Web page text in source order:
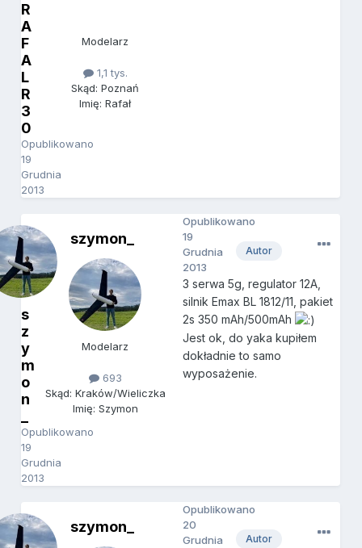
R
A
F
A
L
R
3
0
Opublikowano
19
Grudnia
2013
Modelarz
1,1 tys.
Skąd: Poznań
Imię: Rafał
s
z
y
m
o
n
Opublikowano
19
Grudnia
2013
szymon_
Modelarz
693
Skąd: Kraków/Wieliczka
Imię: Szymon
Autor
Opublikowano
19
Grudnia
2013
3 serwa 5g, regulator 12A,
silnik Emax BL 1812/11, pakiet
2s 350 mAh/500mAh
Jest ok, do yaka kupiłem
dokładnie to samo
wyposażenie.
szymon_
Autor
Opublikowano
20
Grudnia